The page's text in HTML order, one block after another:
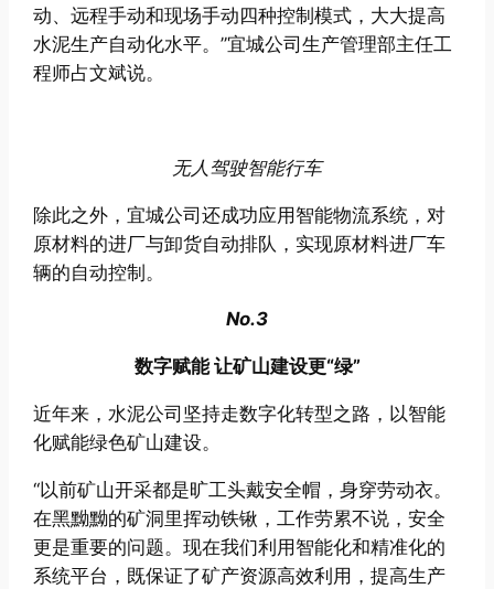
动、远程手动和现场手动四种控制模式，大大提高
水泥生产自动化水平。”宜城公司生产管理部主任工
程师占文斌说。
无人驾驶智能行车
除此之外，宜城公司还成功应用智能物流系统，对
原材料的进厂与卸货自动排队，实现原材料进厂车
辆的自动控制。
No.3
数字赋能 让矿山建设更“绿”
近年来，水泥公司坚持走数字化转型之路，以智能
化赋能绿色矿山建设。
“以前矿山开采都是旷工头戴安全帽，身穿劳动衣。
在黑黝黝的矿洞里挥动铁锹，工作劳累不说，安全
更是重要的问题。现在我们利用智能化和精准化的
系统平台，既保证了矿产资源高效利用，提高生产